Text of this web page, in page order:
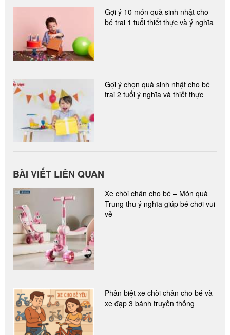
Gợi ý 10 món quà sinh nhật cho
bé trai 1 tuổi thiết thực và ý nghĩa
Gợi ý chọn quà sinh nhật cho bé
trai 2 tuổi ý nghĩa và thiết thực
BÀI VIẾT LIÊN QUAN
Xe chòi chân cho bé – Món quà
Trung thu ý nghĩa giúp bé chơi vui
vẻ
Phân biệt xe chòi chân cho bé và
xe đạp 3 bánh truyền thống